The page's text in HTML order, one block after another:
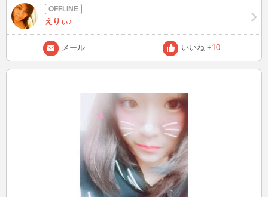
替えあるから。 チャレンジしてみたいけど どこにあるやらｗｗ そ
んな あったか麺が恋しい季節になりました！ 皆様も お風邪な
ど お気をつけて～！ ではでは えりぃ♪
えりぃ♪
メール いいね +10